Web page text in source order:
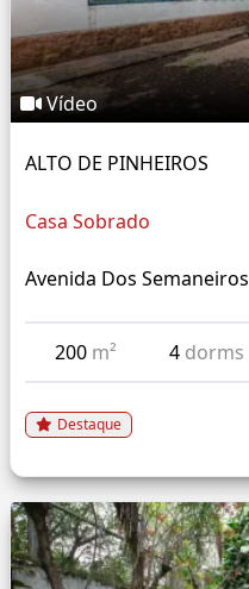
Vídeo
ALTO DE PINHEIROS
Casa Sobrado
Avenida Dos Semaneiros
200 m² 4 dorms
Destaque